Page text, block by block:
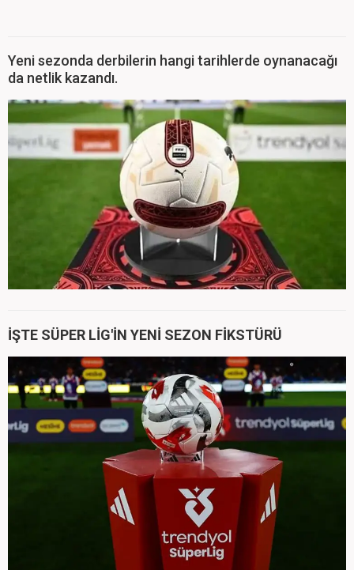
Yeni sezonda derbilerin hangi tarihlerde oynanacağı
da netlik kazandı.
İŞTE SÜPER LİG'İN YENİ SEZON FİKSTÜRÜ